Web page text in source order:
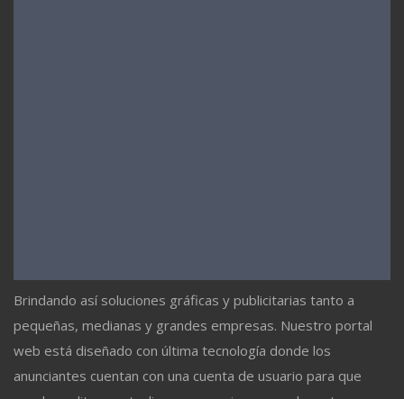
Brindando así soluciones gráficas y publicitarias tanto a
pequeñas, medianas y grandes empresas. Nuestro portal
web está diseñado con última tecnología donde los
anunciantes cuentan con una cuenta de usuario para que